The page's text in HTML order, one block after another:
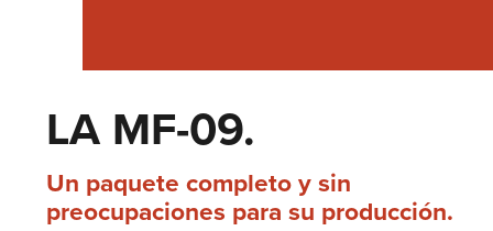
LA MF-09.
Un paquete completo y sin
preocupaciones para su producción.